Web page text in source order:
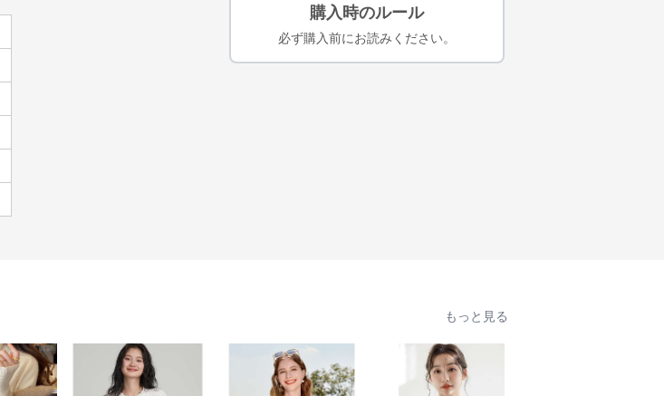
購入時のルール
必ず購入前にお読みください。
もっと見る